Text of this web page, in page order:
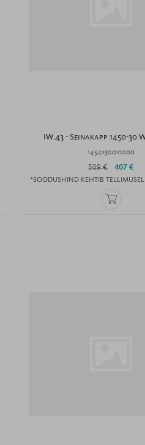
IW.43 - Seinakapp 1450-30
1454x300x1000
509 € 407 €
*SOODUSHIND KEHTIB